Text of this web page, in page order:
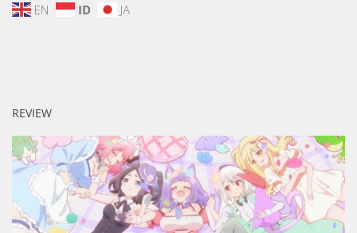
EN ID JA
REVIEW